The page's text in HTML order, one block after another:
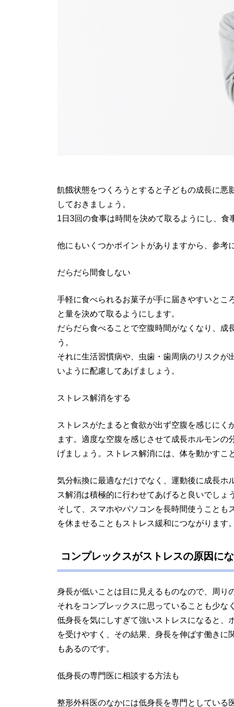
飢餓状態をつくろうとすると子どもの成長に悪
しておきましょう。
1日3回の食事は時間を決めて取るようにし、食
他にもいくつかポイントがありますから、参考
だらだら間食しない
手軽に食べられるお菓子が手に届きやすいとこ
と量を決めて取るようにします。
だらだら食べることで空腹時間がなくなり、成
う。
それに生活習慣病や、虫歯・歯周病のリスクが
いように配慮してあげましょう。
ストレス解消をする
ストレスがたまると食欲が出ず空腹を感じにく
ます。適度な空腹を感じさせて成長ホルモン
げましょう。ストレス解消には、体を動かすこ
気分転換に最適なだけでなく、運動後に成長ホ
ス解消は積極的に行わせてあげると良いでしょう
そして、スマホやパソコンを長時間使うこと
を休ませることもストレス緩和につながります。
コンプレックスがストレスの原因に
身長が低いことは目に見えるものなので、周り
それをコンプレックスに思っていることも少な
低身長を気にしすぎて強いストレスになると、
を受けやすく、その結果、身長を伸ばす働き
もあるのです。
低身長の専門医に相談する方法も
整形外科医のなかには低身長を専門としている